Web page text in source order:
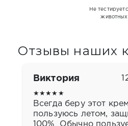
Не
животных
Отзывы наших
Виктория
★★★★★
Всегда беру этот
пользуюсь летом,
100% Обычно